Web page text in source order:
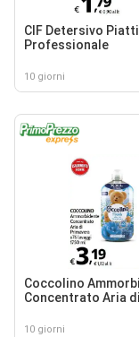
CIF Detersivo Piatti
Professionale
10 giorni
Coccolino
Concentrato Aria di
10 giorni